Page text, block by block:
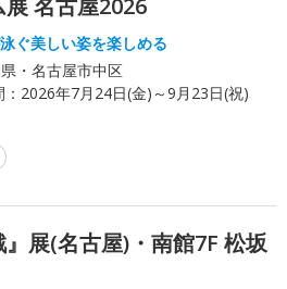
ぐ美しい姿を楽しめる
・名古屋市中区
2026年7月24日(金)～9月23日(祝)
展(名古屋)・南館7F 松坂